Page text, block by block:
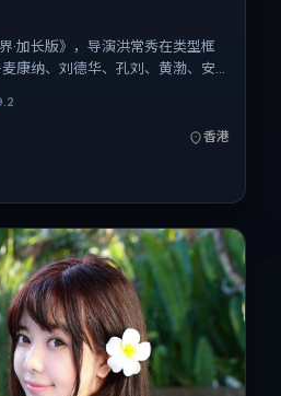
·加长版》，导演洪常秀在类型框
康纳、刘德华、孔刘、黄渤、安
香港。上映时间 2016年7月25日
），全片160分钟，节奏张弛有香港